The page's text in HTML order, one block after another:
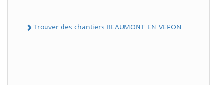
Trouver des chantiers BEAUMONT-EN-VERON